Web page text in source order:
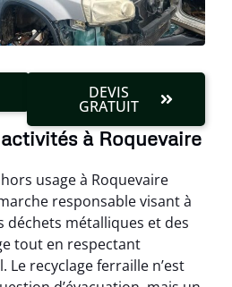
DEVIS
GRATUIT
à Roquevaire
usage à Roquevaire
responsable visant à
déchets métalliques et des
tout en respectant
Le recyclage ferraille n’est